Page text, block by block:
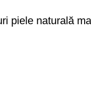
piele naturală